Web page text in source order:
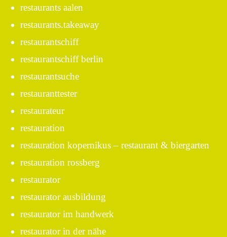
restaurants aalen
restaurants.takeaway
restaurantschiff
restaurantschiff berlin
restaurantsuche
restauranttester
restaurateur
restauration
restauration kopernikus – restaurant & biergarten
restauration rossberg
restaurator
restaurator ausbildung
restaurator im handwerk
restaurator in der nähe